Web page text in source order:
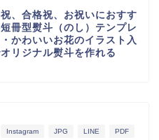
祝、合格祝、お祝いにおすす
冊型熨斗（のし）テンプレ
かわいいお花のイラスト入
オリジナル熨斗を作れる
Instagram JPG LINE PDF